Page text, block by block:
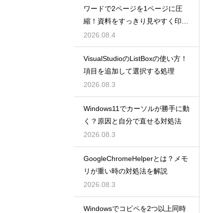
ワードで2ページを1ページに圧
縮！資料をすっきり見やすく印刷
する設定
2026.08.4
VisualStudioのListBoxの使い方！
項目を追加して選択する処理
2026.08.3
Windows11でカーソルが勝手に動
く？原因と自分で直せる対処法
2026.08.3
GoogleChromeHelperとは？メモ
リが重い時の対処法を解説
2026.08.3
Windowsでコピペを2つ以上同時